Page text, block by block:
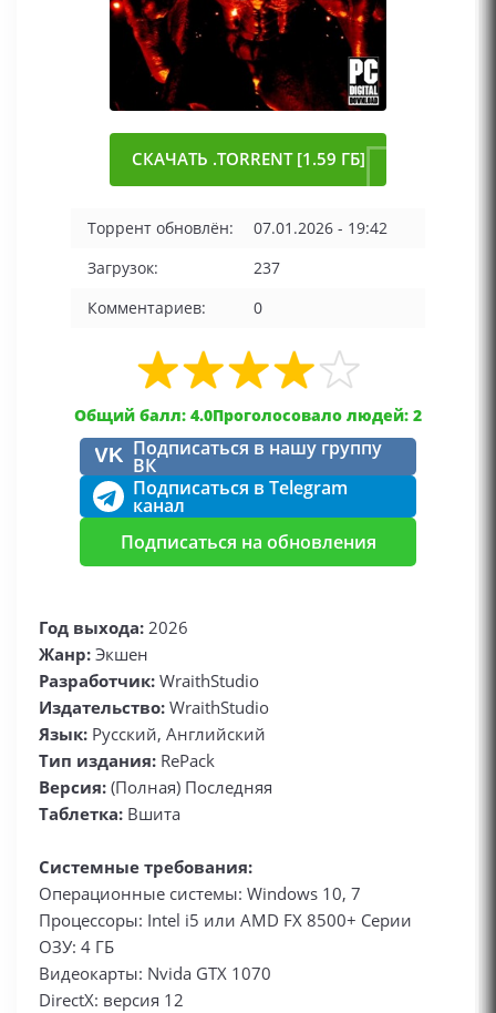
СКАЧАТЬ .TORRENT [1.59 ГБ]
Торрент обновлён:
07.01.2026 - 19:42
Загрузок:
237
Комментариев:
0
Общий балл: 4.0Проголосовало людей: 2
VK Подписаться в нашу группу
ВК
Подписаться в Telegram
канал
Подписаться на обновления
Год выхода: 2026
Жанр: Экшен
Разработчик: WraithStudio
Издательство: WraithStudio
Язык: Русский, Английский
Тип издания: RePack
Версия: (Полная) Последняя
Таблетка: Вшита
Системные требования:
Операционные системы: Windows 10, 7
Процессоры: Intel i5 или AMD FX 8500+ Серии
ОЗУ: 4 ГБ
Видеокарты: Nvida GTX 1070
DirectX: версия 12